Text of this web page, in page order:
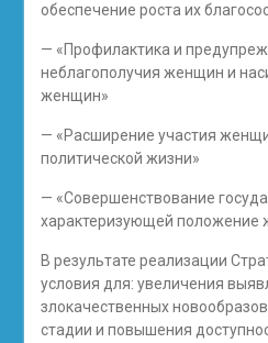
обеспечение роста их
— «Профилактика и
неблагополучия женщин и
женщин»
— «Расширение участия
политической жизни»
— «Совершенствование
характеризующей положение
В результате реализации
условия для: увеличения
злокачественных
стадии и повышения